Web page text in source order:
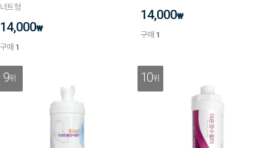
너트형
14,000₩
구매 1
14,000₩
구매 1
9위 10위